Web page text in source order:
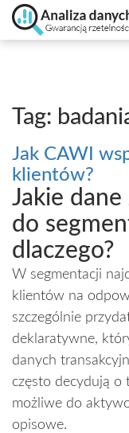
Tag:
Jak CAWI
klientów?
Jakie
do
dlaczego?
W segmentacji
klientów na
szczególnie
deklaratywne,
danych
często decydują o
możliwe do
opisowe.